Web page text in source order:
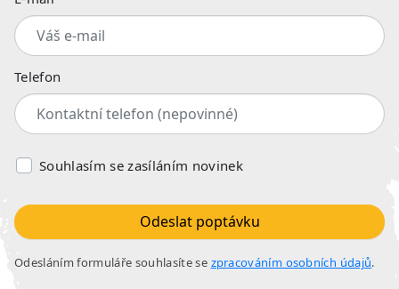
Telefon
Souhlasím se zasíláním novinek
Odeslat poptávku
Odesláním formuláře souhlasíte se zpracováním osobních údajů.